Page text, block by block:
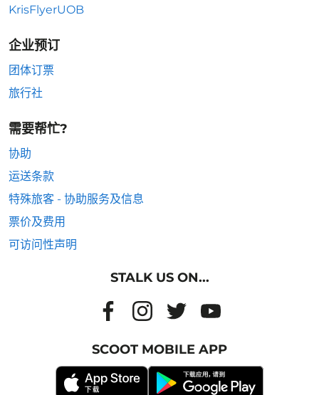
KrisFlyerUOB
企业预订
团体订票
旅行社
需要帮忙?
协助
运送条款
特殊旅客 - 协助服务及信息
票价及费用
可访问性声明
STALK US ON...
SCOOT MOBILE APP